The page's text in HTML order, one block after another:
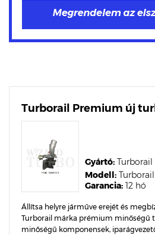
Turborail Premium új
Garancia: 12 hó
Modell: Turborail
Gyártó: Turborail
Állítsa helyre járműve erejét és
Turborail márka prémium minőségű
minőségű komponensek,